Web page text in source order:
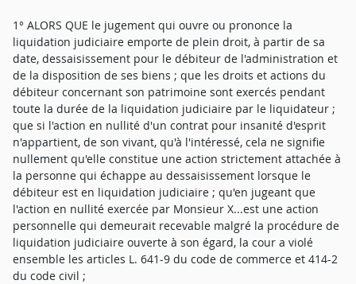
1° ALORS QUE le jugement qui ouvre ou prononce la
liquidation judiciaire emporte de plein droit, à partir de sa
date, dessaisissement pour le débiteur de l'administration et
de la disposition de ses biens ; que les droits et actions du
débiteur concernant son patrimoine sont exercés pendant
toute la durée de la liquidation judiciaire par le liquidateur ;
que si l'action en nullité d'un contrat pour insanité d'esprit
n'appartient, de son vivant, qu'à l'intéressé, cela ne signifie
nullement qu'elle constitue une action strictement attachée à
la personne qui échappe au dessaisissement lorsque le
débiteur est en liquidation judiciaire ; qu'en jugeant que
l'action en nullité exercée par Monsieur X...est une action
personnelle qui demeurait recevable malgré la procédure de
liquidation judiciaire ouverte à son égard, la cour a violé
ensemble les articles L. 641-9 du code de commerce et 414-2
du code civil ;